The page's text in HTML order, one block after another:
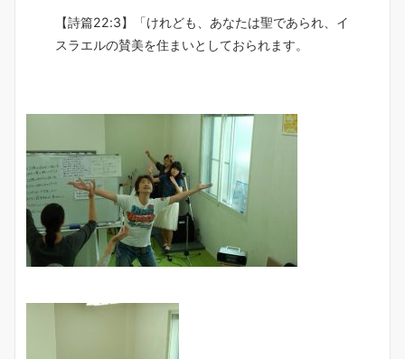
【詩篇22:3】「けれども、あなたは聖であられ、イ
スラエルの賛美を住まいとしておられます。